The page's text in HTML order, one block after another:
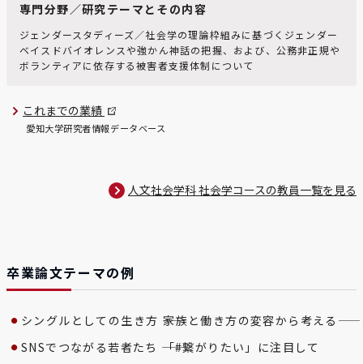
専門分野／研究テーマとその内容
ジェンダースタディーズ／社会学の理論枠組みに基づくジェンダー
ベイスドバイオレンスや強かん神話の把握、および、公務非正規や
ボランティアに依存する被害者支援体制について
これまでの業績
愛知大学研究者情報データベース
人文社会学科 社会学コースの教員一覧を見る
卒業論文テーマの例
シングルとしての生き方 ――家族と働き方の変容から考える――
SNSでつながる若者たち ――「#繋がりたい」に注目して